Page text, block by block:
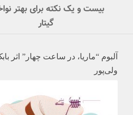
بیست و یک نکته برای بهتر
گیتار
آلبوم “ماریا، در ساعت چهار” اثر
ولی‌پور